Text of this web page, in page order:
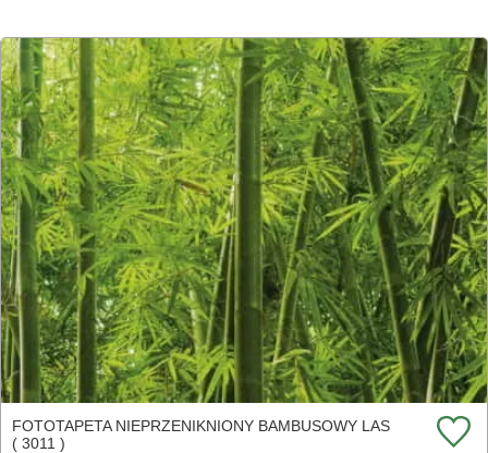
FOTOTAPETA NIEPRZENIKNIONY BAMBUSOWY LAS
( 3011 )